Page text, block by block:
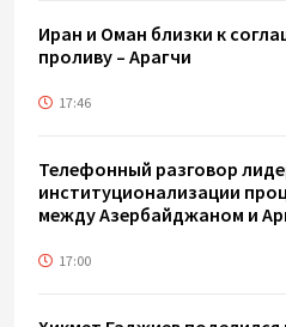
Иран и Оман близки к
проливу – Арагчи
17:46
Телефонный разговор
институционализации
между Азербайджаном и
17:00